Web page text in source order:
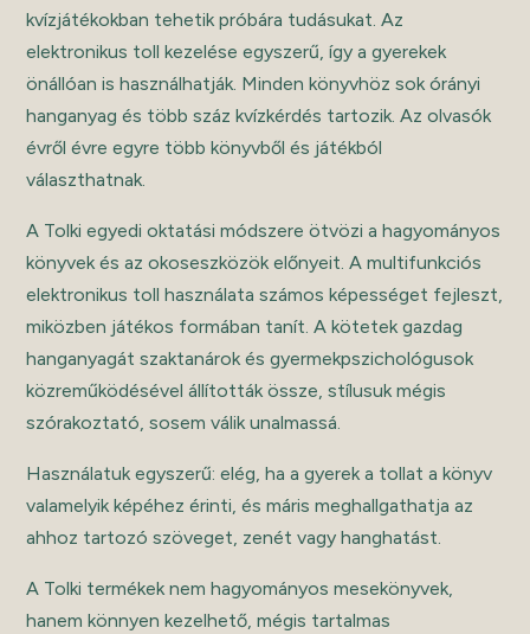
kvízjátékokban tehetik próbára tudásukat. Az
elektronikus toll kezelése egyszerű, így a gyerekek
önállóan is használhatják. Minden könyvhöz sok órányi
hanganyag és több száz kvízkérdés tartozik. Az olvasók
évről évre egyre több könyvből és játékból
választhatnak.
A Tolki egyedi oktatási módszere ötvözi a hagyományos
könyvek és az okoseszközök előnyeit. A multifunkciós
elektronikus toll használata számos képességet fejleszt,
miközben játékos formában tanít. A kötetek gazdag
hanganyagát szaktanárok és gyermekpszichológusok
közreműködésével állították össze, stílusuk mégis
szórakoztató, sosem válik unalmassá.
Használatuk egyszerű: elég, ha a gyerek a tollat a könyv
valamelyik képéhez érinti, és máris meghallgathatja az
ahhoz tartozó szöveget, zenét vagy hanghatást.
A Tolki termékek nem hagyományos mesekönyvek,
hanem könnyen kezelhető, mégis tartalmas